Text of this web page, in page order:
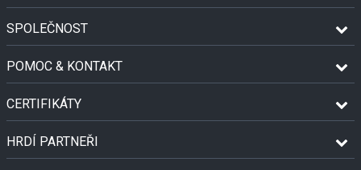
SPOLEČNOST
POMOC & KONTAKT
CERTIFIKÁTY
HRDÍ PARTNEŘI